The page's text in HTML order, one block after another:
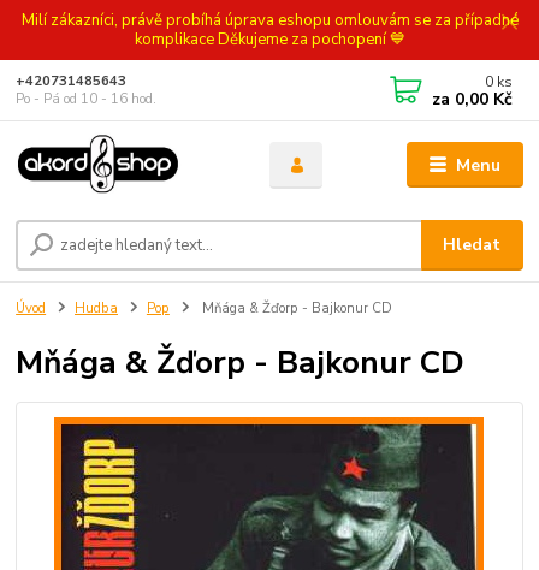
Milí zákazníci, právě probíhá úprava eshopu omlouvám se za případné
komplikace Děkujeme za pochopení 💙
Menu
Hledat
+420731485643
Po - Pá od 10 - 16 hod.
0 ks
za 0,00 Kč
Úvod Hudba Pop Mňága & Žďorp - Bajkonur CD
Mňága & Žďorp - Bajkonur CD